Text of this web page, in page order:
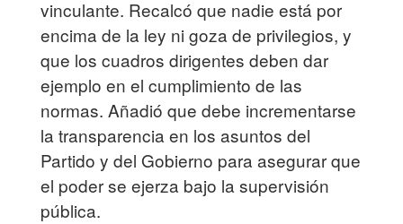
vinculante. Recalcó que nadie está por
encima de la ley ni goza de privilegios, y
que los cuadros dirigentes deben dar
ejemplo en el cumplimiento de las
normas. Añadió que debe incrementarse
la transparencia en los asuntos del
Partido y del Gobierno para asegurar que
el poder se ejerza bajo la supervisión
pública.